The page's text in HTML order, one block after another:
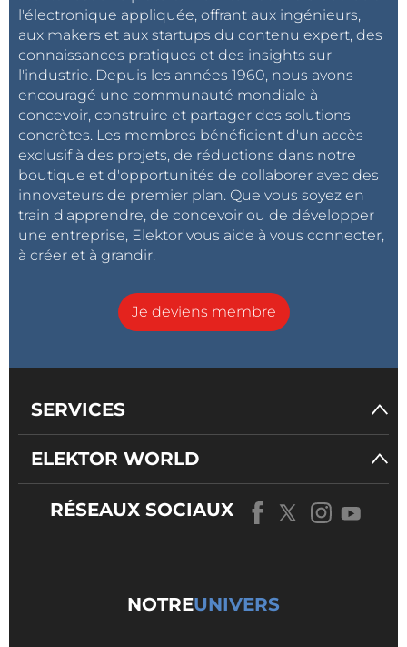
l'électronique appliquée, offrant aux ingénieurs,
aux makers et aux startups du contenu expert, des
connaissances pratiques et des insights sur
l'industrie. Depuis les années 1960, nous avons
encouragé une communauté mondiale à
concevoir, construire et partager des solutions
concrètes. Les membres bénéficient d'un accès
exclusif à des projets, de réductions dans notre
boutique et d'opportunités de collaborer avec des
innovateurs de premier plan. Que vous soyez en
train d'apprendre, de concevoir ou de développer
une entreprise, Elektor vous aide à vous connecter,
à créer et à grandir.
Je deviens membre
SERVICES
ELEKTOR WORLD
RÉSEAUX SOCIAUX
NOTREUNIVERS